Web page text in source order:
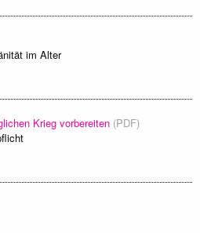
im Alter
Krieg vorbereiten (PDF)